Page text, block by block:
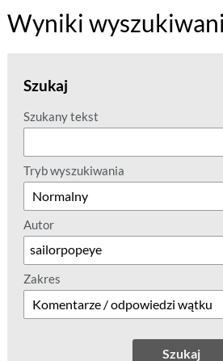
Wyniki
Szukaj
Szukany tekst
Tryb wyszukiwania
Autor
Zakres
Szukaj